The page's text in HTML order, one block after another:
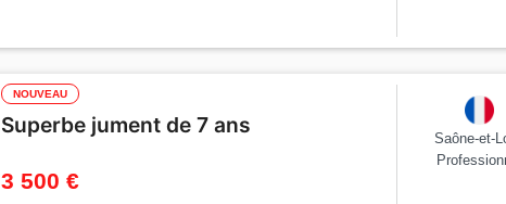
NOUVEAU
Superbe jument de 7 ans
3 500 €
Saône-et-